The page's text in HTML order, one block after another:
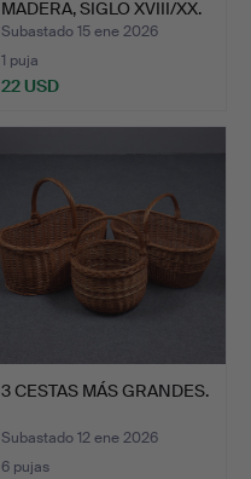
MADERA, SIGLO XVIII/XX.
Subastado 15 ene 2026
1 puja
22 USD
3 CESTAS MÁS GRANDES.
Subastado 12 ene 2026
6 pujas